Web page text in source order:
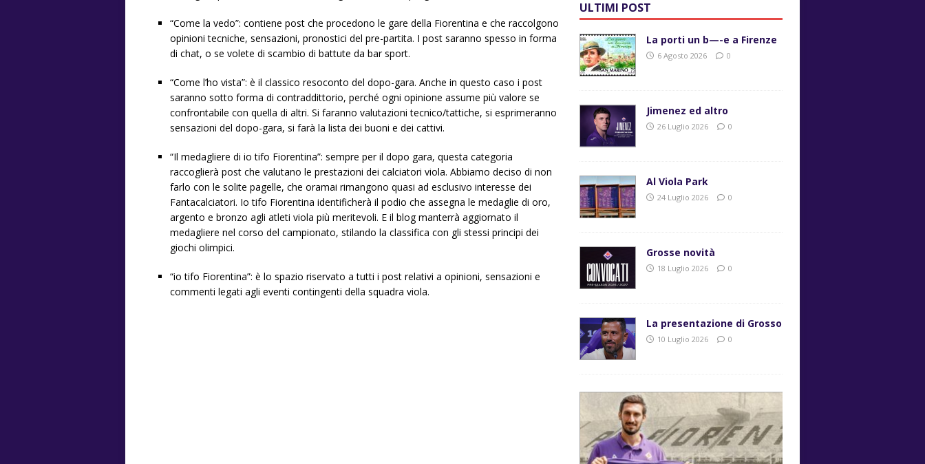
“Come la vedo”: contiene post che procedono le gare della Fiorentina e che raccolgono
opinioni tecniche, sensazioni, pronostici del pre-partita. I post saranno spesso in forma
di chat, o se volete di scambio di battute da bar sport.
“Come l’ho vista”: è il classico resoconto del dopo-gara. Anche in questo caso i post
saranno sotto forma di contraddittorio, perché ogni opinione assume più valore se
confrontabile con quella di altri. Si faranno valutazioni tecnico/tattiche, si esprimeranno
sensazioni del dopo-gara, si farà la lista dei buoni e dei cattivi.
“Il medagliere di io tifo Fiorentina”: sempre per il dopo gara, questa categoria
raccoglierà post che valutano le prestazioni dei calciatori viola. Abbiamo deciso di non
farlo con le solite pagelle, che oramai rimangono quasi ad esclusivo interesse dei
Fantacalciatori. Io tifo Fiorentina identificherà il podio che assegna le medaglie di oro,
argento e bronzo agli atleti viola più meritevoli. E il blog manterrà aggiornato il
medagliere nel corso del campionato, stilando la classifica con gli stessi principi dei
giochi olimpici.
“io tifo Fiorentina”: è lo spazio riservato a tutti i post relativi a opinioni, sensazioni e
commenti legati agli eventi contingenti della squadra viola.
ULTIMI POST
La porti un b—-e a Firenze
6 Agosto 2026 0
Jimenez ed altro
26 Luglio 2026 0
Al Viola Park
24 Luglio 2026 0
Grosse novità
18 Luglio 2026 0
La presentazione di Grosso
10 Luglio 2026 0